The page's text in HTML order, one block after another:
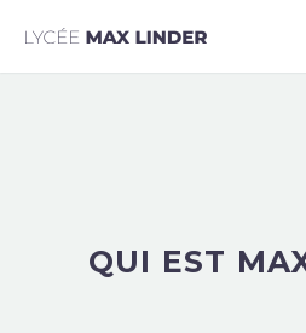
QUI EST